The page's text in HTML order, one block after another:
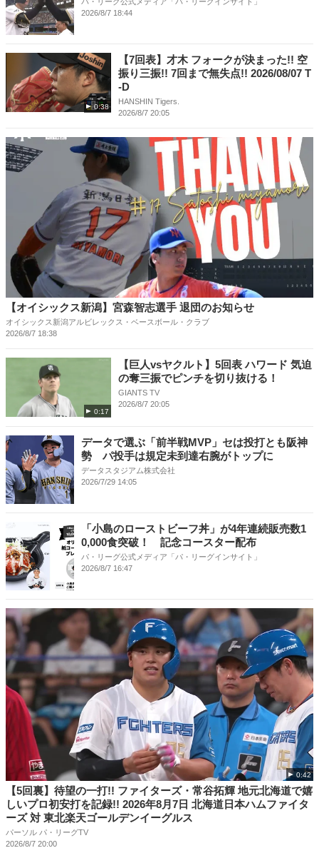
2026/8/7 18:44
0:38
【7回表】才木 フォークが決まった!! 空
振り三振!! 7回まで無失点!! 2026/08/07 T
-D
HANSHIN Tigers.
2026/8/7 20:05
【オイシックス新潟】宮森智志選手 退団のお知らせ
オイシックス新潟アルビレックス・ベースボール・クラブ
2026/8/7 18:38
0:17
【巨人vsヤクルト】5回表 ハワード 気迫
の奪三振でピンチを切り抜ける！
GIANTS TV
2026/8/7 20:05
データで選ぶ「前半戦MVP」セは投打とも阪神
勢 パ投手は規定未到達右腕がトップに
データスタジアム株式会社
2026/7/29 14:05
「小島のローストビーフ丼」が4年連続販売数1
0,000食突破！ 記念コースター配布
パ・リーグ公式メディア「パ・リーグインサイト」
2026/8/7 16:47
0:42
【5回裏】待望の一打!! ファイターズ・常谷拓輝 地元北海道で嬉
しいプロ初安打を記録!! 2026年8月7日 北海道日本ハムファイタ
ーズ 対 東北楽天ゴールデンイーグルス
パーソル パ・リーグTV
2026/8/7 20:00